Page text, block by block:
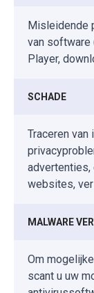
Misleidende
van software
Player,
SCHADE
Traceren
advertenties,
websites,
MALWARE
Om
scant u uw